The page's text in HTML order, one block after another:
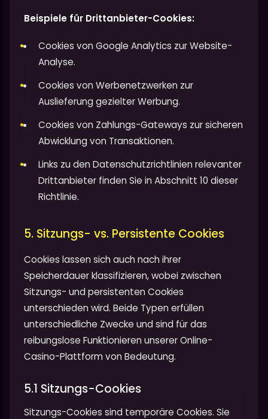
Beispiele für Drittanbieter-Cookies:
Cookies von Google Analytics zur Website-
Analyse.
Cookies von Werbenetzwerken zur
Auslieferung gezielter Werbung.
Cookies von Zahlungs-Gateways zur sicheren
Abwicklung von Transaktionen.
Links zu den Datenschutzrichtlinien relevanter
Drittanbieter finden Sie in Abschnitt 10 dieser
Richtlinie.
5. Sitzungs- vs. Persistente Cookies
Cookies lassen sich auch nach ihrer
Speicherdauer klassifizieren, wobei zwischen
Sitzungs- und persistenten Cookies
unterschieden wird. Beide Typen erfüllen
unterschiedliche Zwecke und sind für das
reibungslose Funktionieren unserer Online-
Casino-Plattform von Bedeutung.
5.1 Sitzungs-Cookies
Sitzungs-Cookies sind temporäre Cookies. Sie